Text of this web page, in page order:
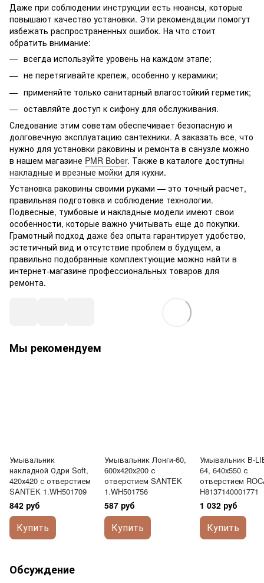
Даже при соблюдении инструкции есть нюансы, которые
повышают качество установки. Эти рекомендации помогут
избежать распространенных ошибок. На что стоит
обратить внимание:
всегда используйте уровень на каждом этапе;
не перетягивайте крепеж, особенно у керамики;
применяйте только санитарный влагостойкий герметик;
оставляйте доступ к сифону для обслуживания.
Следование этим советам обеспечивает безопасную и
долговечную эксплуатацию сантехники. А заказать все, что
нужно для установки раковины и ремонта в санузле можно
в нашем магазине PMR Bober. Также в каталоге доступны
накладные и врезные мойки для кухни.
Установка раковины своими руками — это точный расчет,
правильная подготовка и соблюдение технологии.
Подвесные, тумбовые и накладные модели имеют свои
особенности, которые важно учитывать еще до покупки.
Грамотный подход даже без опыта гарантирует удобство,
эстетичный вид и отсутствие проблем в будущем, а
правильно подобранные комплектующие можно найти в
интернет-магазине профессиональных товаров для
ремонта.
Мы рекомендуем
Умывальник
накладной Одри Soft,
420х420 с отверстием
SANTEK 1.WH501709
842 руб
Купить
Умывальник Лонги-60,
600х420х200 с
отверстием SANTEK
1.WH501756
587 руб
Купить
Умывальник B-
64, 640х550 с
отверстием
H8137140001771
1 032 руб
Купить
Обсуждение